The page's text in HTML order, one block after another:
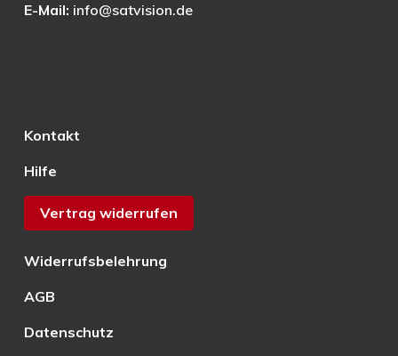
E-Mail: info@satvision.de
Kontakt
Hilfe
Vertrag widerrufen
Widerrufsbelehrung
AGB
Datenschutz